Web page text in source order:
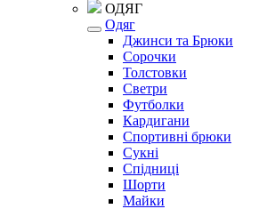
ОДЯГ
Одяг
Джинси та Брюки
Сорочки
Толстовки
Светри
Футболки
Кардигани
Спортивні брюки
Сукні
Спідниці
Шорти
Майки